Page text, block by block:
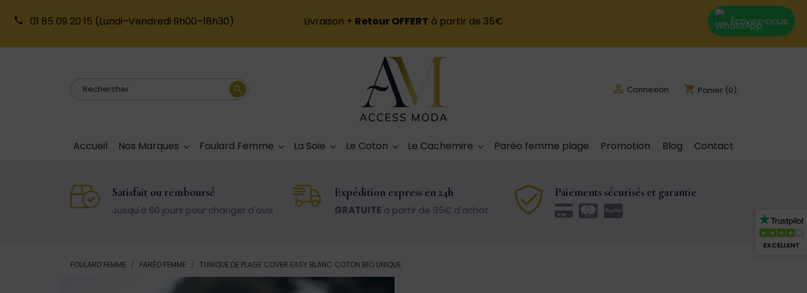
EXCELLENT
01 85 09 20 15 (Lundi–Vendredi 9h00–18h30) Livraison + Retour OFFERT à partir de 35€ Écrivez-nous
search  Connexion shopping_cart Panier (0)
Accueil Nos Marques Foulard Femme La Soie Le Coton Le Cachemire Paréo femme plage Promotion Blog Contact
Satisfait ou remboursé
Jusqu'à 60 jours pour changer d'avis
Expédition express en 24h
GRATUITE à partir de 35€ d'achat
Paiements sécurisés et garantie
FOULARD FEMME PARÉO FEMME TUNIQUE DE PLAGE COVER EASY BLANC COTON BIO UNIQUE